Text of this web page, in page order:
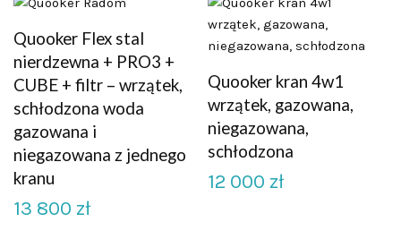
Quooker Flex stal
nierdzewna + PRO3 +
CUBE + filtr – wrzątek,
schłodzona woda
gazowana i
niegazowana z jednego
kranu
13 800 zł
Quooker kran 4w1
wrzątek, gazowana,
niegazowana,
schłodzona
12 000 zł